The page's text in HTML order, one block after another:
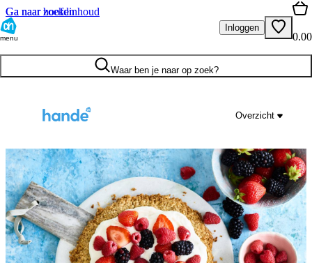
Ga naar hoofdinhoud
Ga naar zoeken
menu
Inloggen
0.00
Waar ben je naar op zoek?
Overzicht